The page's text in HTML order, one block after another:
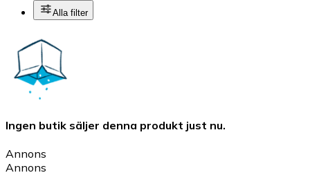
Alla filter
Ingen butik säljer denna produkt just nu.
Annons
Annons